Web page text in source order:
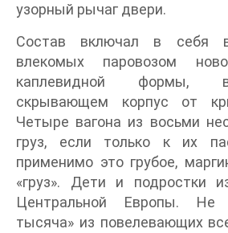
узорный рычаг двери.
Состав включал в себя
влекомых паровозом
каплевидной формы, в
скрывающем корпус от
Четыре вагона из восьми
груз, если только к их
применимо это грубое,
«груз». Дети и подростки
Центральной Европы. Не
тысяча» из повелевающих